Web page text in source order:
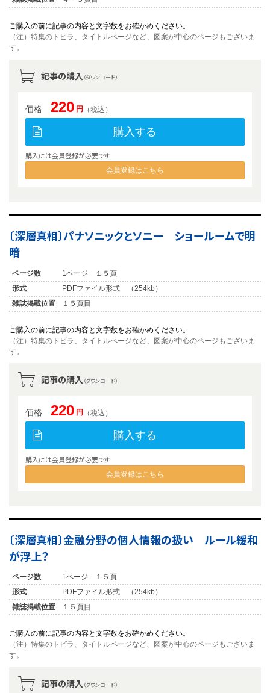
ご購入の前に記事の内容と文字数をお確かめください。
（注）特集のトビラ、タイトルページなど、図案が中心のページもございま
す。
記事の購入 （ダウンロード）
価格 220 円 （税込）
購入する
購入には会員登録が必要です
会員登録はこちら
〔深層真相〕パナソニックとソニー ショールームで明
暗
ページ数
1ページ １５頁
形式
PDFファイル形式 （254kb）
雑誌掲載位置
１５頁目
ご購入の前に記事の内容と文字数をお確かめください。
（注）特集のトビラ、タイトルページなど、図案が中心のページもございま
す。
記事の購入 （ダウンロード）
価格 220 円 （税込）
購入する
購入には会員登録が必要です
会員登録はこちら
〔深層真相〕金融分野の個人情報の扱い ルール緩和
が浮上？
ページ数
1ページ １５頁
形式
PDFファイル形式 （254kb）
雑誌掲載位置
１５頁目
ご購入の前に記事の内容と文字数をお確かめください。
（注）特集のトビラ、タイトルページなど、図案が中心のページもございま
す。
記事の購入 （ダウンロード）